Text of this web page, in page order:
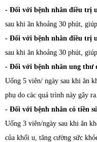
- Đối với bệnh nhân điều trị
sau khi ăn khoảng 30 phút,
- Đối với bệnh nhân điều trị
sau khi ăn khoảng 30 phút,
- Đối với bệnh nhân ung
Uống 5 viên/ ngày sau khi ăn
phụ do các quá trình này gây ra.
- Đối với bệnh nhân có tiền
Uống 3 viên/ngày sau khi ăn
của khối u, tăng cường sức